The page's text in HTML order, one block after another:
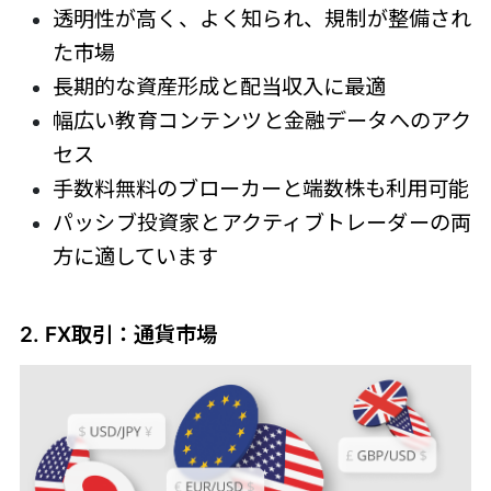
透明性が高く、よく知られ、規制が整備され
た市場
長期的な資産形成と配当収入に最適
幅広い教育コンテンツと金融データへのアク
セス
手数料無料のブローカーと端数株も利用可能
パッシブ投資家とアクティブトレーダーの両
方に適しています
2. FX取引：通貨市場